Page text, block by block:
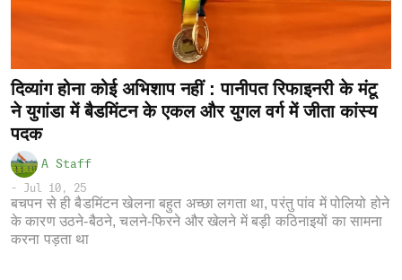
दिव्यांग होना कोई अभिशाप नहीं : पानीपत रिफाइनरी के मंटू
ने युगांडा में बैडमिंटन के एकल और युगल वर्ग में जीता कांस्य
पदक
A Staff
- Jul 10, 25
बचपन से ही बैडमिंटन खेलना बहुत अच्छा लगता था, परंतु पांव में पोलियो होने
के कारण उठने-बैठने, चलने-फिरने और खेलने में बड़ी कठिनाइयों का सामना
करना पड़ता था